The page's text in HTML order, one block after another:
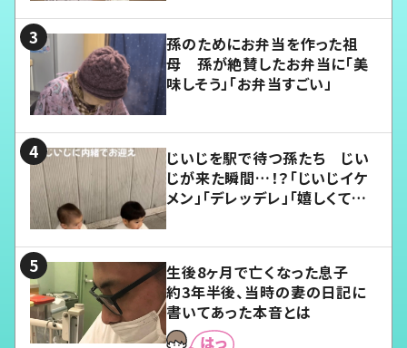
孫のためにお弁当を作った祖
母 孫が絶賛したお弁当に「美
味しそう」「お弁当すごい」
じいじを駅で待つ孫たち じい
じが来た瞬間…！？「じいじイケ
メン」「デレッデレ」「嬉しくて可
生後8ヶ月で亡くなった息子
約3年半後、当時の妻の日記に
書いてあった本音とは